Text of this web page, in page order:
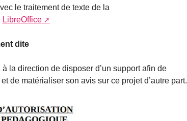
le traitement de texte de la
LibreOffice
dite
la direction de disposer d’un support afin de
de matérialiser son avis sur ce projet d’autre part.